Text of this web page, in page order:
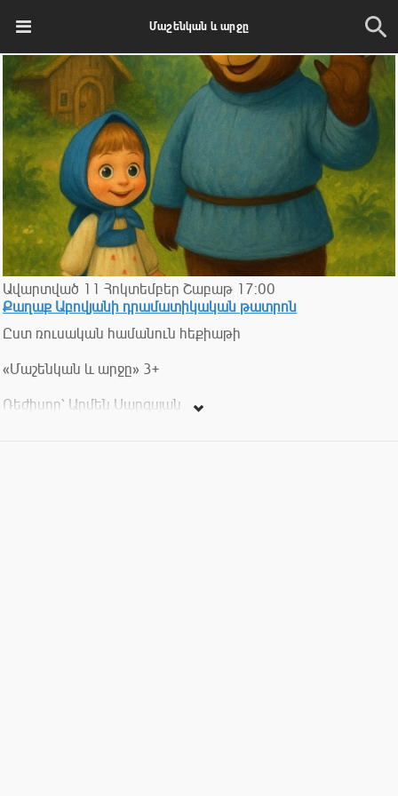
Մաշենկան և արջը
Ավարտված 11 Հոկտեմբեր Շաբաթ 17:00
Քաղաք Աբովյանի դրամատիկական թատրոն
Ըստ ռուսական համանուն հեքիաթի
«Մաշենկան և արջը» 3+
Ռեժիսոր՝ Արմեն Սարգսյան